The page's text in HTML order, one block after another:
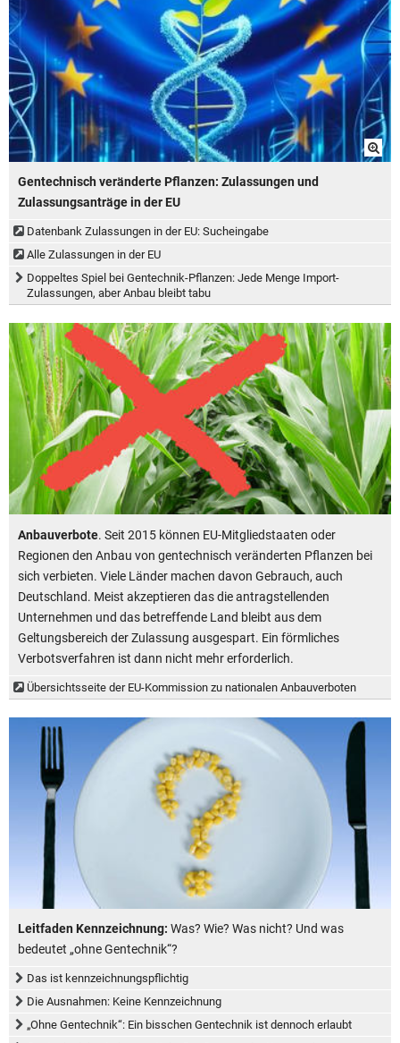
Gentechnisch veränderte Pflanzen: Zulassungen und
Zulassungsanträge in der EU
Datenbank Zulassungen in der EU: Sucheingabe
Alle Zulassungen in der EU
Doppeltes Spiel bei Gentechnik-Pflanzen: Jede Menge Import-
Zulassungen, aber Anbau bleibt tabu
Anbauverbote. Seit 2015 können EU-Mitgliedstaaten oder
Regionen den Anbau von gentechnisch veränderten Pflanzen bei
sich verbieten. Viele Länder machen davon Gebrauch, auch
Deutschland. Meist akzeptieren das die antragstellenden
Unternehmen und das betreffende Land bleibt aus dem
Geltungsbereich der Zulassung ausgespart. Ein förmliches
Verbotsverfahren ist dann nicht mehr erforderlich.
Übersichtsseite der EU-Kommission zu nationalen Anbauverboten
Leitfaden Kennzeichnung: Was? Wie? Was nicht? Und was
bedeutet „ohne Gentechnik“?
Das ist kennzeichnungspflichtig
Die Ausnahmen: Keine Kennzeichnung
„Ohne Gentechnik“: Ein bisschen Gentechnik ist dennoch erlaubt